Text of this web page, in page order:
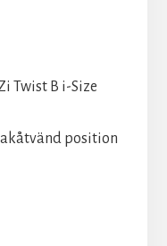
Twist B i-Size
position